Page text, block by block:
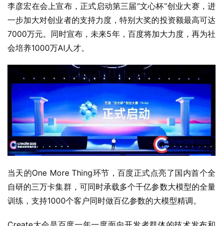
李彦宏在会上宣布，正式启动第三届“文心杯”创业大赛，进
一步加大对创业者的支持力度，特别大奖的投资额最高可达
7000万元。同时宣布，未来5年，百度将加大力度，再为社
会培养1000万AI人才。
当天的One More Thing环节，百度正式点亮了国内首个全
自研的三万卡集群，可同时承载多个千亿参数大模型的全量
训练，支持1000个客户同时做百亿参数的大模型精调。